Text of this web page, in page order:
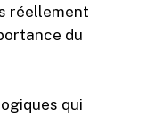
réellement
du
qui